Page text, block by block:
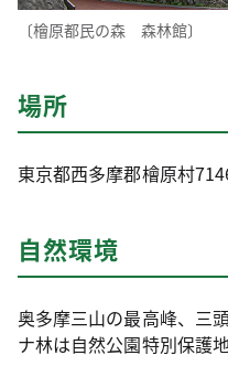
〔檜原都民の森 森林館〕
場所
東京都西多摩郡檜原村
自然環境
奥多摩三山の最高峰、三
ナ林は自然公園特別保護